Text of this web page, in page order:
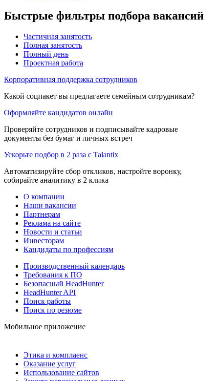
Быстрые фильтры подбора вакансий
Частичная занятость
Полная занятость
Полный день
Проектная работа
Корпоративная поддержка сотрудников
Какой соцпакет вы предлагаете семейным сотрудникам?
Оформляйте кандидатов онлайн
Проверяйте сотрудников и подписывайте кадровые
документы без бумаг и личных встреч
Ускорьте подбор в 2 раза с Talantix
Автоматизируйте сбор откликов, настройте воронку,
собирайте аналитику в 2 клика
О компании
Наши вакансии
Партнерам
Реклама на сайте
Новости и статьи
Инвесторам
Кандидаты по профессиям
Производственный календарь
Требования к ПО
Безопасный HeadHunter
HeadHunter API
Поиск работы
Поиск по резюме
Мобильное приложение
Этика и комплаенс
Оказание услуг
Использование сайтов